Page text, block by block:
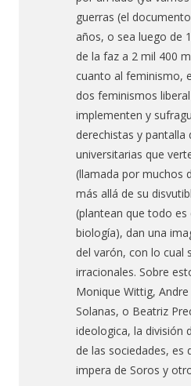
guerras (el
años, o sea luego de
de la faz a 2 mil 400
cuanto al feminismo,
dos feminismos
implementen y
derechistas y pantalla
universitarias que
(llamada por muchos
más allá de su
(plantean que todo
biología), dan una
del varón, con lo cual
irracionales. Sobre
Monique Wittig,
Solanas, o Beatriz
ideologica, la división
de las sociedades, es
impera de Soros y